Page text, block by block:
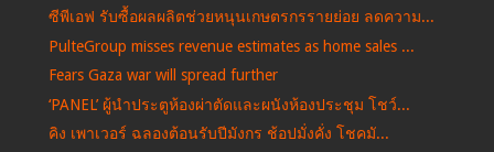
ซีพีเอฟ รับซื้อผลผลิตช่วยหนุนเกษตรกรรายย่อย ลดความ...
PulteGroup misses revenue estimates as home sales ...
Fears Gaza war will spread further
‘PANEL’ ผู้นำประตูห้องผ่าตัดและผนังห้องประชุม โชว์...
คิง เพาเวอร์ ฉลองต้อนรับปีมังกร ช้อปมั่งคั่ง โชคมั...